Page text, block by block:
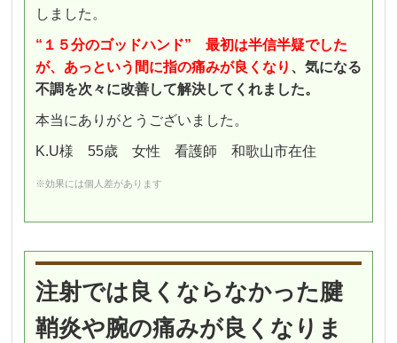
しました。
“１５分のゴッドハンド” 最初は半信半疑でした
が、あっという間に指の痛みが良くなり 、気になる
不調を次々に改善して解決してくれました。
本当にありがとうございました。
K.U様 55歳 女性 看護師 和歌山市在住
※効果には個人差があります
注射では良くならなかった腱
鞘炎や腕の痛みが良くなりま